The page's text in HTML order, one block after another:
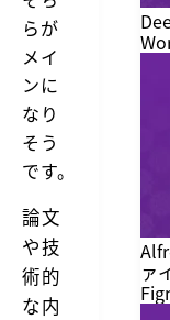
らが
メイ
ンに
なり
そう
です。
論文
や技
術的
な内
ァ